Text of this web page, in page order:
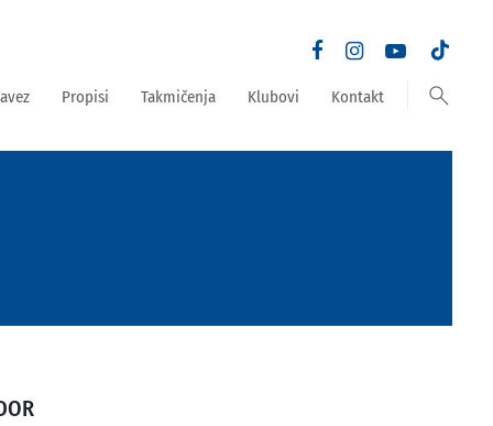
Propisi Takmičenja Klubovi Kontakt search